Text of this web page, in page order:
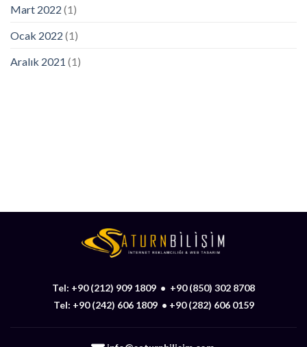
Mart 2022 (1)
Ocak 2022 (1)
Aralık 2021 (1)
Tel: +90 (212) 909 1809 • +90 (850) 302 8708
Tel: +90 (242) 606 1809• +90 (282) 606 0159